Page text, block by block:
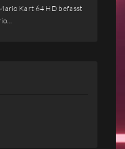
Kart 64 HD befasst